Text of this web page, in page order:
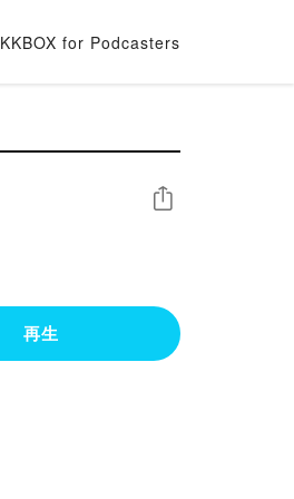
KKBOX for Podcasters
シェア
再生